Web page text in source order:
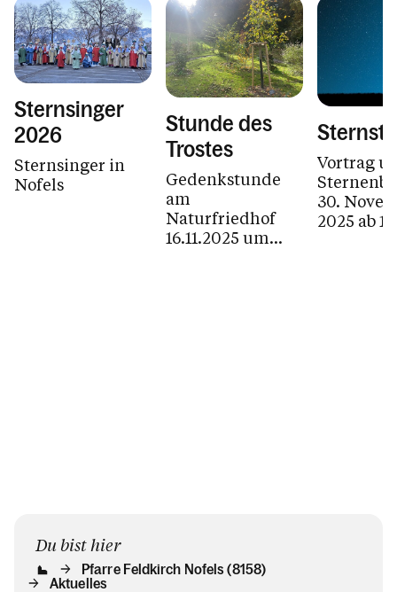
Sternsinger
2026
Sternsinger in
Nofels
Stunde des
Trostes
Gedenkstunde
am
Naturfriedhof
16.11.2025 um
Vortrag
30.
2025 ab
Du bist hier
Pfarre Feldkirch Nofels (8158)
Aktuelles